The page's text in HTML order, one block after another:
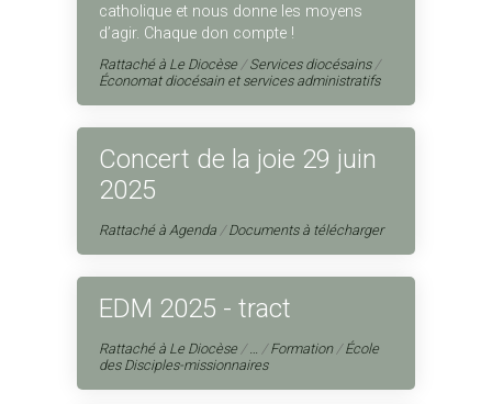
catholique et nous donne les moyens
d’agir. Chaque don compte !
Rattaché à Le Diocèse /Services diocésains /
Économat diocésain et services administratifs
Concert de la joie 29 juin
2025
Rattaché à Agenda /Documents à télécharger
EDM 2025 - tract
Rattaché à Le Diocèse /… /Formation /École
des Disciples-missionnaires